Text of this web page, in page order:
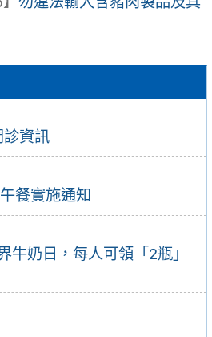
資訊
餐實施通知
奶日，每人可領「2瓶」